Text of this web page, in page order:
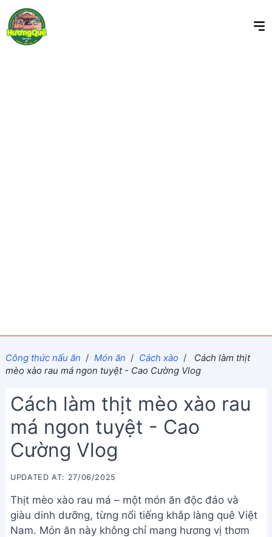
Công thức nấu ăn / Món ăn / Cách xào /
Cách làm thịt
mèo xào rau má ngon tuyệt - Cao Cường Vlog
Cách làm thịt mèo xào rau
má ngon tuyệt - Cao
Cường Vlog
UPDATED AT: 27/06/2025
Thịt mèo xào rau má – một món ăn độc đáo và
giàu dinh dưỡng, từng nổi tiếng khắp làng quê Việt
Nam. Món ăn này không chỉ mang hương vị thơm